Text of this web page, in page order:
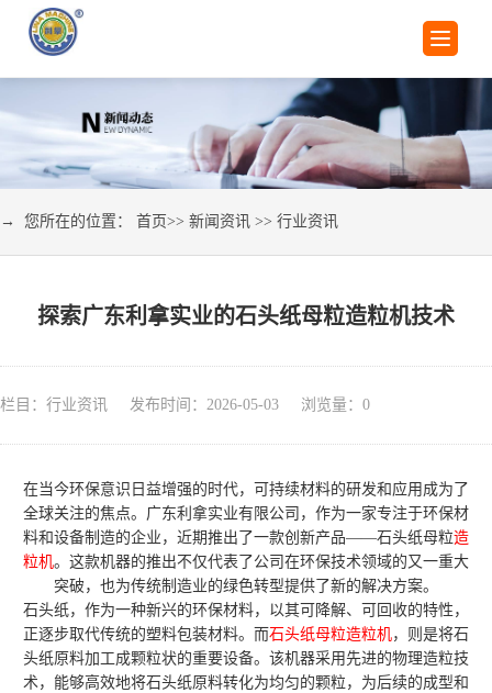
→ 您所在的位置： 首页>> 新闻资讯 >> 行业资讯
探索广东利拿实业的石头纸母粒造粒机技术
栏目：行业资讯 发布时间：2026-05-03 浏览量： 0
在当今环保意识日益增强的时代，可持续材料的研发和应用成为了
全球关注的焦点。广东利拿实业有限公司，作为一家专注于环保材
料和设备制造的企业，近期推出了一款创新产品——石头纸母粒造
粒机。这款机器的推出不仅代表了公司在环保技术领域的又一重大
突破，也为传统制造业的绿色转型提供了新的解决方案。
石头纸，作为一种新兴的环保材料，以其可降解、可回收的特性，
正逐步取代传统的塑料包装材料。而石头纸母粒造粒机，则是将石
头纸原料加工成颗粒状的重要设备。该机器采用先进的物理造粒技
术，能够高效地将石头纸原料转化为均匀的颗粒，为后续的成型和